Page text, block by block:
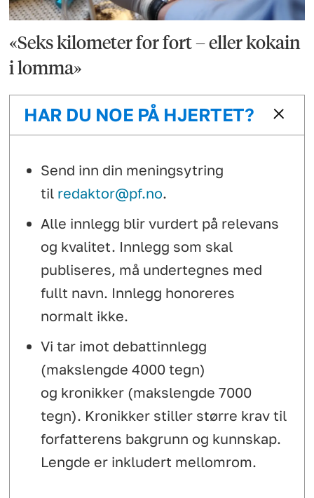
«Seks kilometer for fort – eller kokain
i lomma»
HAR DU NOE PÅ HJERTET?
Send inn din meningsytring
til redaktor@pf.no.
Alle innlegg blir vurdert på relevans
og kvalitet. Innlegg som skal
publiseres, må undertegnes med
fullt navn. Innlegg honoreres
normalt ikke.
Vi tar imot debattinnlegg
(makslengde 4000 tegn)
og kronikker (makslengde 7000
tegn). Kronikker stiller større krav til
forfatterens bakgrunn og kunnskap.
Lengde er inkludert mellomrom.